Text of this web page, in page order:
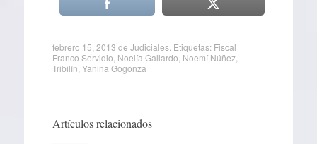
febrero 15, 2013 de Judiciales. Etiquetas: Fiscal
Franco Servidio Noelía Gallardo Noemí Núñez,
Tribilín Yanina Gogonza
Artículos relacionados